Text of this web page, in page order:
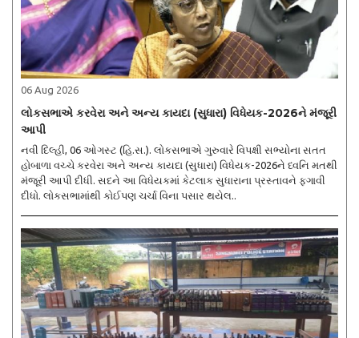
06 Aug 2026
લોકસભાએ કરવેરા અને અન્ય કાયદા (સુધારા) વિધેયક-2026ને મંજૂરી
આપી
નવી દિલ્હી, 06 ઓગસ્ટ (હિ.સ.). લોકસભાએ ગુરુવારે વિપક્ષી સભ્યોના સતત
હોબાળા વચ્ચે કરવેરા અને અન્ય કાયદા (સુધારા) વિધેયક-2026ને ધ્વનિ મતથી
મંજૂરી આપી દીધી. સદને આ વિધેયકમાં કેટલાક સુધારાના પ્રસ્તાવને ફગાવી
દીધો. લોકસભામાંથી કોઈપણ ચર્ચા વિના પસાર થયેલ..